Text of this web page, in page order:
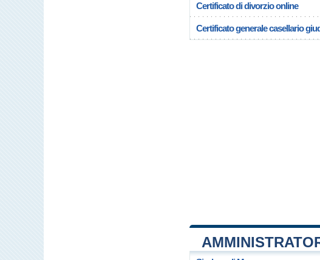
Certificato di divorzio online
Certificato generale casellario